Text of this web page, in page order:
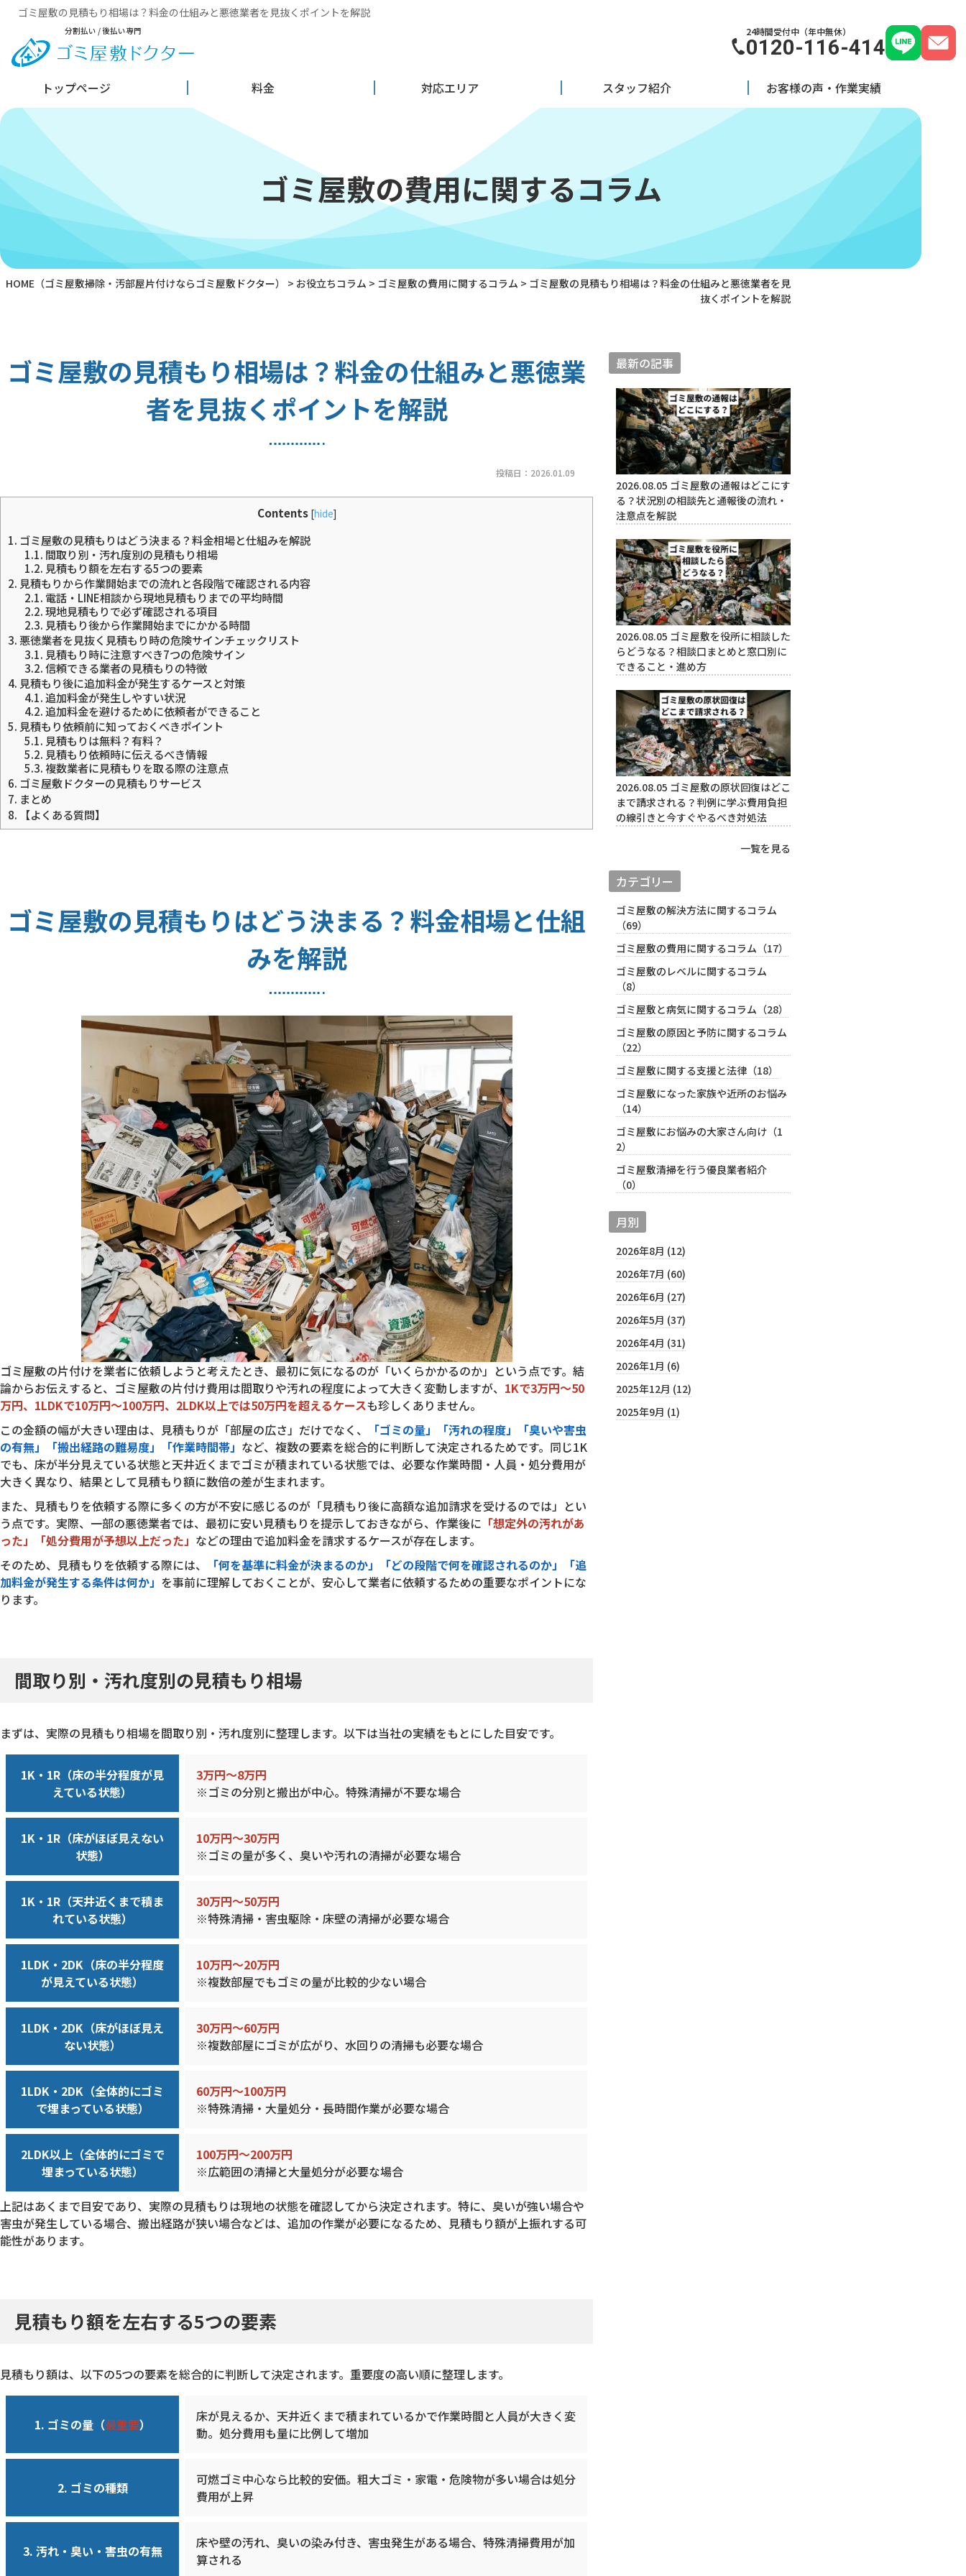
ゴミ屋敷の見積もり相場は？料金の仕組みと悪徳業者を見抜くポイントを解説
分割払い / 後払い専門 24時間受付中（年中無休）
0120-116-414
トップページ 料金 対応エリア スタッフ紹介 お客様の声・作業実績
ゴミ屋敷の費用に関するコラム
HOME （ゴミ屋敷掃除・汚部屋片付けならゴミ屋敷ドクター） > お役立ちコラム > ゴミ屋敷の費用に関するコラム > ゴミ屋敷の見積もり相場は？料金の仕組みと悪徳業者を見
抜くポイントを解説
ゴミ屋敷の見積もり相場は？料金の仕組みと悪徳業
者を見抜くポイントを解説
投稿日： 2026.01.09
Contents [hide]
1. ゴミ屋敷の見積もりはどう決まる？料金相場と仕組みを解説
1.1. 間取り別・汚れ度別の見積もり相場
1.2. 見積もり額を左右する5つの要素
2. 見積もりから作業開始までの流れと各段階で確認される内容
2.1. 電話・LINE相談から現地見積もりまでの平均時間
2.2.現地見積もりで必ず確認される項目
2.3. 見積もり後から作業開始までにかかる時間
3.悪徳業者を見抜く見積もり時の危険サインチェックリスト
3.1. 見積もり時に注意すべき7つの危険サイン
3.2.信頼できる業者の見積もりの特徴
4. 見積もり後に追加料金が発生するケースと対策
4.1.追加料金が発生しやすい状況
4.2.追加料金を避けるために依頼者ができること
5. 見積もり依頼前に知っておくべきポイント
5.1. 見積もりは無料？有料？
5.2. 見積もり依頼時に伝えるべき情報
5.3.複数業者に見積もりを取る際の注意点
6. ゴミ屋敷ドクターの見積もりサービス
7. まとめ
8. 【よくある質問】
ゴミ屋敷の見積もりはどう決まる？料金相場と仕組
みを解説
ゴミ屋敷の片付けを業者に依頼しようと考えたとき、最初に気になるのが「いくらかかるのか」という点です。結
論からお伝えすると、ゴミ屋敷の片付け費用は間取りや汚れの程度によって大きく変動しますが、 1Kで3万円〜50
万円、1LDKで10万円〜100万円、2LDK以上では50万円を超えるケースも珍しくありません。
この金額の幅が大きい理由は、見積もりが「部屋の広さ」だけでなく、
「ゴミの量」「汚れの程度」「臭いや害虫
の有無」「搬出経路の難易度」「作業時間帯」 など、複数の要素を総合的に判断して決定されるためです。同じ1K
でも、床が半分見えている状態と天井近くまでゴミが積まれている状態では、必要な作業時間・人員・処分費用が
大きく異なり、結果として見積もり額に数倍の差が生まれます。
また、見積もりを依頼する際に多くの方が不安に感じるのが「見積もり後に高額な追加請求を受けるのでは」とい
う点です。実際、一部の悪徳業者では、最初に安い見積もりを提示しておきながら、作業後に 「想定外の汚れがあ
った」「処分費用が予想以上だった」 などの理由で追加料金を請求するケースが存在します。
そのため、見積もりを依頼する際には、
「何を基準に料金が決まるのか」「どの段階で何を確認されるのか」「追
加料金が発生する条件は何か」 を事前に理解しておくことが、安心して業者に依頼するための重要なポイントにな
ります。
間取り別・汚れ度別の見積もり相場
まずは、実際の見積もり相場を間取り別・汚れ度別に整理します。以下は当社の実績をもとにした目安です。
1K・1R（床の半分程度が見
えている状態）
3万円〜8万円
※ゴミの分別と搬出が中心。特殊清掃が不要な場合
1K・1R（床がほぼ見えない
状態）
10万円〜30万円
※ゴミの量が多く、臭いや汚れの清掃が必要な場合
1K・1R（天井近くまで積ま
れている状態）
30万円〜50万円
※特殊清掃・害虫駆除・床壁の清掃が必要な場合
1LDK・2DK（床の半分程度
が見えている状態）
10万円〜20万円
※複数部屋でもゴミの量が比較的少ない場合
1LDK・2DK（床がほぼ見え
ない状態）
30万円〜60万円
※複数部屋にゴミが広がり、水回りの清掃も必要な場合
1LDK・2DK（全体的にゴミ
で埋まっている状態）
60万円〜100万円
※特殊清掃・大量処分・長時間作業が必要な場合
2LDK以上（全体的にゴミで
埋まっている状態）
100万円〜200万円
※広範囲の清掃と大量処分が必要な場合
上記はあくまで目安であり、実際の見積もりは現地の状態を確認してから決定されます。特に、臭いが強い場合や
害虫が発生している場合、搬出経路が狭い場合などは、追加の作業が必要になるため、見積もり額が上振れする可
能性があります。
見積もり額を左右する5つの要素
見積もり額は、以下の5つの要素を総合的に判断して決定されます。重要度の高い順に整理します。
1. ゴミの量（最重要）
床が見えるか、天井近くまで積まれているかで作業時間と人員が大きく変
動。処分費用も量に比例して増加
2. ゴミの種類
可燃ゴミ中心なら比較的安価。粗大ゴミ・家電・危険物が多い場合は処分
費用が上昇
3. 汚れ・臭い・害虫の有無
床や壁の汚れ、臭いの染み付き、害虫発生がある場合、特殊清掃費用が加
算される
最新の記事
2026.08.05 ゴミ屋敷の通報はどこにす
る？状況別の相談先と通報後の流れ・
注意点を解説
2026.08.05 ゴミ屋敷を役所に相談した
らどうなる？相談口まとめと窓口別に
できること・進め方
2026.08.05 ゴミ屋敷の原状回復はどこ
まで請求される？判例に学ぶ費用負担
の線引きと今すぐやるべき対処法
一覧を見る
カテゴリー
ゴミ屋敷の解決方法に関するコラム
（69）
ゴミ屋敷の費用に関するコラム（17）
ゴミ屋敷のレベルに関するコラム
（8）
ゴミ屋敷と病気に関するコラム（28）
ゴミ屋敷の原因と予防に関するコラム
（22）
ゴミ屋敷に関する支援と法律（18）
ゴミ屋敷になった家族や近所のお悩み
（14）
ゴミ屋敷にお悩みの大家さん向け（1
2）
ゴミ屋敷清掃を行う優良業者紹介
（0）
月別
2026年8月 (12)
2026年7月 (60)
2026年6月 (27)
2026年5月 (37)
2026年4月 (31)
2026年1月 (6)
2025年12月 (12)
2025年9月 (1)